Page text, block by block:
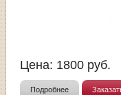
Цена: 1800 руб.
Подробнее